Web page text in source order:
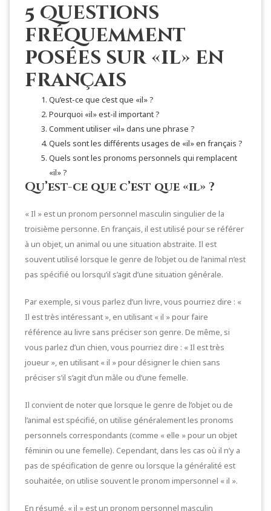
5 Questions
fréquemment
posées sur «il» en
français
Qu’est-ce que c’est que «il» ?
Pourquoi «il» est-il important ?
Comment utiliser «il» dans une phrase ?
Quels sont les différents usages de «il» en français ?
Quels sont les pronoms personnels qui remplacent
«il» ?
Qu’est-ce que c’est que «il» ?
« Il » est un pronom personnel masculin singulier de la
troisième personne. En français, il est utilisé pour se référer
à un objet, un animal ou une situation abstraite. Il est
souvent utilisé lorsque le genre de l’objet ou de l’animal n’est
pas spécifié ou lorsqu’il s’agit d’une situation générale.
Par exemple, si vous parlez d’un livre, vous pourriez dire : «
Il est très intéressant », en utilisant « il » pour faire
référence au livre sans préciser son genre. De même, si
vous parlez d’un chien, vous pourriez dire : « Il est très
joueur », en utilisant « il » pour désigner le chien sans
préciser s’il s’agit d’un mâle ou d’une femelle.
Il convient de noter que lorsque le genre de l’objet ou de
l’animal est spécifié, on utilise généralement les pronoms
personnels correspondants (comme « elle » pour un objet
féminin ou une femelle). Cependant, dans les cas où il n’y a
pas de spécification de genre ou lorsque la généralité est
souhaitée, on utilise souvent le pronom impersonnel « il ».
En résumé, « il » est un pronom personnel masculin